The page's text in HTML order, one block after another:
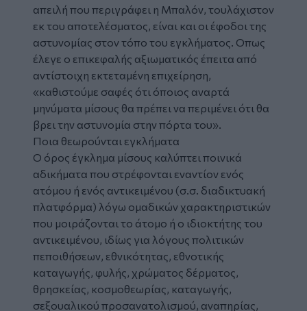
απειλή που περιγράφει η Mπαλόν, τουλάχιστον
εκ του αποτελέσματος, είναι και οι έφοδοι της
αστυνομίας στον τόπο του εγκλήματος. Οπως
έλεγε ο επικεφαλής αξιωματικός έπειτα από
αντίστοιχη εκτεταμένη επιχείρηση,
«καθιστούμε σαφές ότι όποιος αναρτά
μηνύματα μίσους θα πρέπει να περιμένει ότι θα
βρει την αστυνομία στην πόρτα του».
Ποια θεωρούνται εγκλήματα
Ο όρος έγκλημα μίσους καλύπτει ποινικά
αδικήματα που στρέφονται εναντίον ενός
ατόμου ή ενός αντικειμένου (σ.σ. διαδικτυακή
πλατφόρμα) λόγω ομαδικών χαρακτηριστικών
που μοιράζονται το άτομο ή ο ιδιοκτήτης του
αντικειμένου, ιδίως για λόγους πολιτικών
πεποιθήσεων, εθνικότητας, εθνοτικής
καταγωγής, φυλής, χρώματος δέρματος,
θρησκείας, κοσµοθεωρίας, καταγωγής,
σεξουαλικού προσανατολισµού, αναπηρίας,